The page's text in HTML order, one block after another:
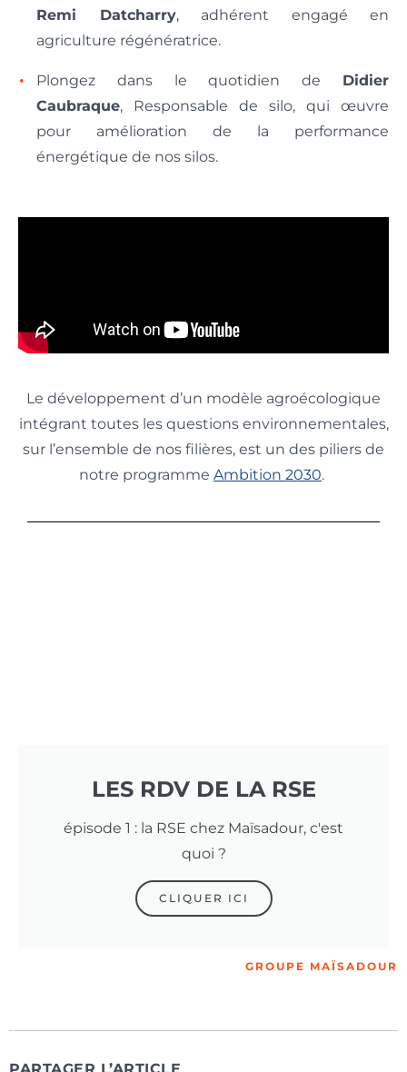
Remi Datcharry, adhérent engagé en
agriculture régénératrice.
Plongez dans le quotidien de Didier
Caubraque, Responsable de silo, qui œuvre
pour amélioration de la performance
énergétique de nos silos.
Le développement d’un modèle agroécologique
intégrant toutes les questions environnementales,
sur l’ensemble de nos filières, est un des piliers de
notre programme Ambition 2030.
LES RDV DE LA RSE
épisode 1 : la RSE chez Maïsadour, c'est
quoi ?
CLIQUER ICI
GROUPE MAÏSADOUR